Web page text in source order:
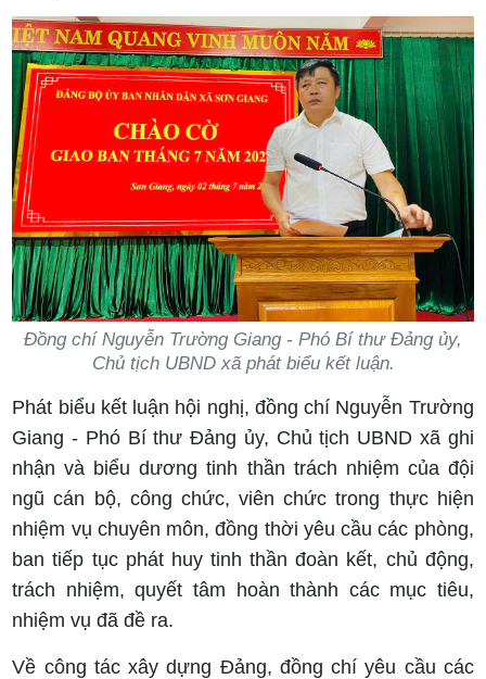
Đồng chí Nguyễn Trường Giang - Phó Bí thư Đảng ủy,
Chủ tịch UBND xã phát biểu kết luận.
Phát biểu kết luận hội nghị, đồng chí Nguyễn Trường
Giang - Phó Bí thư Đảng ủy, Chủ tịch UBND xã ghi
nhận và biểu dương tinh thần trách nhiệm của đội
ngũ cán bộ, công chức, viên chức trong thực hiện
nhiệm vụ chuyên môn, đồng thời yêu cầu các phòng,
ban tiếp tục phát huy tinh thần đoàn kết, chủ động,
trách nhiệm, quyết tâm hoàn thành các mục tiêu,
nhiệm vụ đã đề ra.
Về công tác xây dựng Đảng, đồng chí yêu cầu các